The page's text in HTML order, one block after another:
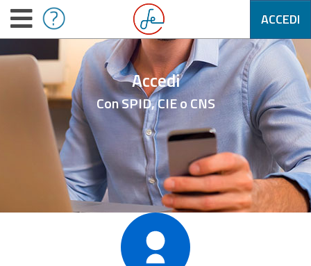
ACCEDI
Accedi
Con SPID, CIE o CNS